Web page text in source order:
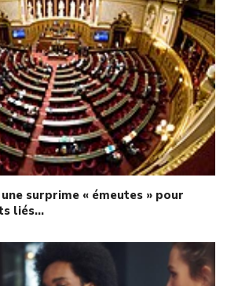
surprime « émeutes » pour
liés…